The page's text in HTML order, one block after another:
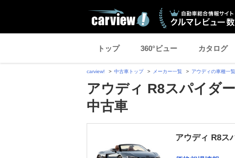
トップ 360°ビュー カタログ
carview! 中古車トップ メーカー一覧 アウディの車種一覧
アウディ R8スパイダ
中古車
アウディ R8ス